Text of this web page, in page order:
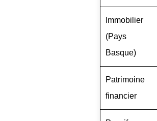
Immobilier
(Pays
Basque)
Patrimoine
financier